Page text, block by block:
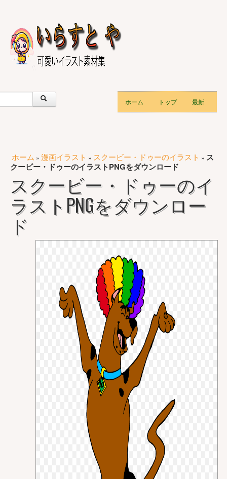
ホーム トップ 最新
ホーム » 漫画イラスト » スクービー・ドゥーのイラスト » ス
クービー・ドゥーのイラストPNGをダウンロード
スクービー・ドゥーのイ
ラストPNGをダウンロー
ド